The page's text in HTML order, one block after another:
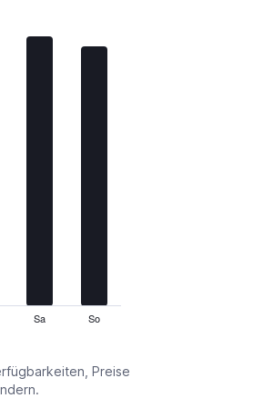
Sa So
Preise